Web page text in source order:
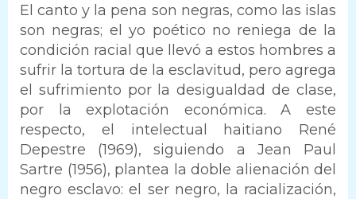
El canto y la pena son negras, como las islas
son negras; el yo poético no reniega de la
condición racial que llevó a estos hombres a
sufrir la tortura de la esclavitud, pero agrega
el sufrimiento por la desigualdad de clase,
por la explotación económica. A este
respecto, el intelectual haitiano René
Depestre (1969), siguiendo a Jean Paul
Sartre (1956), plantea la doble alienación del
negro esclavo: el ser negro, la racialización,